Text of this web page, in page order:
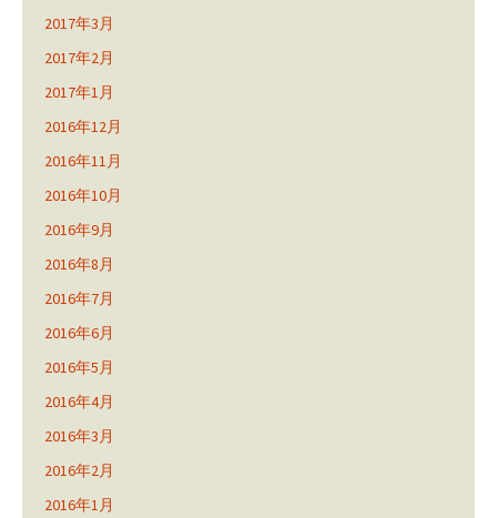
2017年3月
2017年2月
2017年1月
2016年12月
2016年11月
2016年10月
2016年9月
2016年8月
2016年7月
2016年6月
2016年5月
2016年4月
2016年3月
2016年2月
2016年1月